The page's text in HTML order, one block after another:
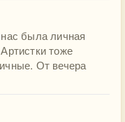
была личная
тоже
От вечера